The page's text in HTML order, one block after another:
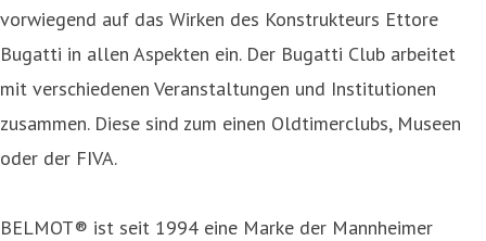
vorwiegend auf das Wirken des Konstrukteurs Ettore
Bugatti in allen Aspekten ein. Der Bugatti Club arbeitet
mit verschiedenen Veranstaltungen und Institutionen
zusammen. Diese sind zum einen Oldtimerclubs, Museen
oder der FIVA.
BELMOT® ist seit 1994 eine Marke der Mannheimer